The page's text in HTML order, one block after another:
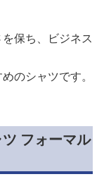
保ち、ビジネス
のシャツです。
フォーマル